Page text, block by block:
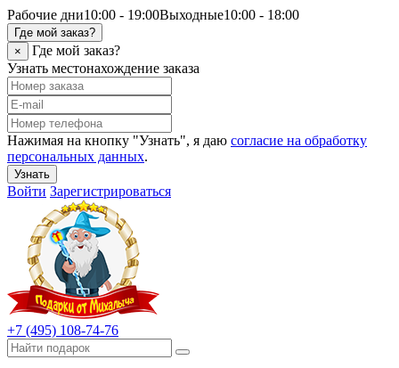
Рабочие дни10:00 - 19:00Выходные10:00 - 18:00
Где мой заказ?
×
Где мой заказ?
Узнать местонахождение заказа
Нажимая на кнопку "Узнать", я даю согласие на обработку
персональных данных.
Узнать
Войти Зарегистрироваться
+7 (495) 108-74-76